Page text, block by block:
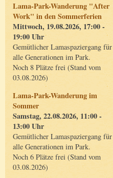
Lama-Park-Wanderung "After
Work" in den Sommerferien
Mittwoch, 19.08.2026, 17:00 -
19:00 Uhr
Gemütlicher Lamaspaziergang für
alle Generationen im Park.
Noch 8 Plätze frei (Stand vom
03.08.2026)
Lama-Park-Wanderung im
Sommer
Samstag, 22.08.2026, 11:00 -
13:00 Uhr
Gemütlicher Lamaspaziergang für
alle Generationen im Park.
Noch 6 Plätze frei (Stand vom
03.08.2026)